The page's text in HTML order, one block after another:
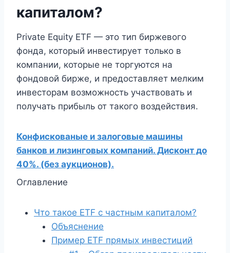
капиталом?
Private Equity ETF — это тип биржевого
фонда, который инвестирует только в
компании, которые не торгуются на
фондовой бирже, и предоставляет мелким
инвесторам возможность участвовать и
получать прибыль от такого воздействия.
Конфискованые и залоговые машины
банков и лизинговых компаний. Дисконт до
40%. (без аукционов).
Оглавление
Что такое ETF с частным капиталом?
Объяснение
Пример ETF прямых инвестиций